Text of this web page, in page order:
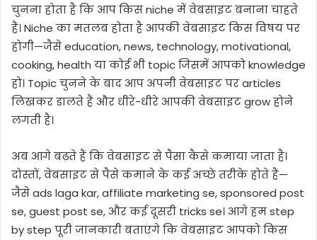
चुनना होता है कि आप किस niche में वेबसाइट बनाना चाहते
हैं। Niche का मतलब होता है आपकी वेबसाइट किस विषय पर
होगी—जैसे education, news, technology, motivational,
cooking, health या कोई भी topic जिसमें आपको knowledge
हो। Topic चुनने के बाद आप अपनी वेबसाइट पर articles
लिखकर डालते हैं और धीरे-धीरे आपकी वेबसाइट grow होने
लगती है।
अब आगे बढ़ते हैं कि वेबसाइट से पैसा कैसे कमाया जाता है।
दोस्तों, वेबसाइट से पैसे कमाने के कई अच्छे तरीके होते हैं—
जैसे ads laga kar, affiliate marketing se, sponsored post
se, guest post se, और कई दूसरी tricks se। आगे हम step
by step पूरी जानकारी बताएंगे कि वेबसाइट आपको किस